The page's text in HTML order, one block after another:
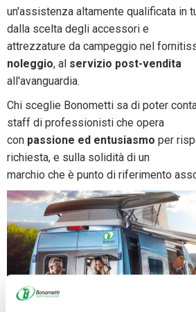
un'assistenza altamente qualificata in
dalla scelta degli accessori e
attrezzature da campeggio nel
noleggio, al servizio post-vendita
all'avanguardia.
Chi sceglie Bonometti sa di poter
staff di professionisti che opera
con passione ed entusiasmo per
richiesta, e sulla solidità di un
marchio che è punto di riferimento